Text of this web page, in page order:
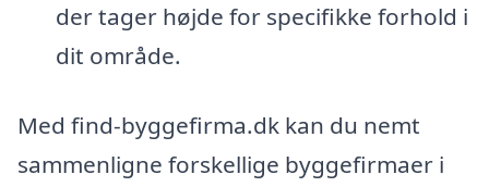
der tager højde for specifikke forhold i
dit område.
Med find-byggefirma.dk kan du nemt
sammenligne forskellige byggefirmaer i